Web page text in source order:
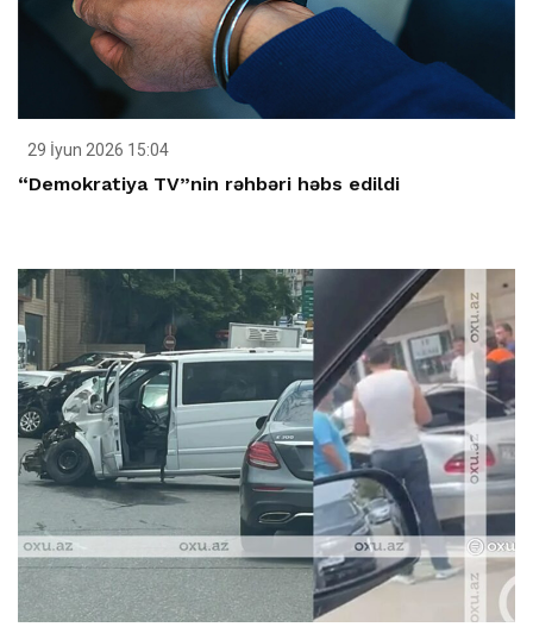
29 İyun 2026 15:04
“Demokratiya TV”nin rəhbəri həbs edildi